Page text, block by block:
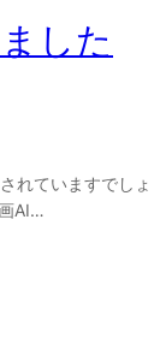
した
れていますでしょ
AI…